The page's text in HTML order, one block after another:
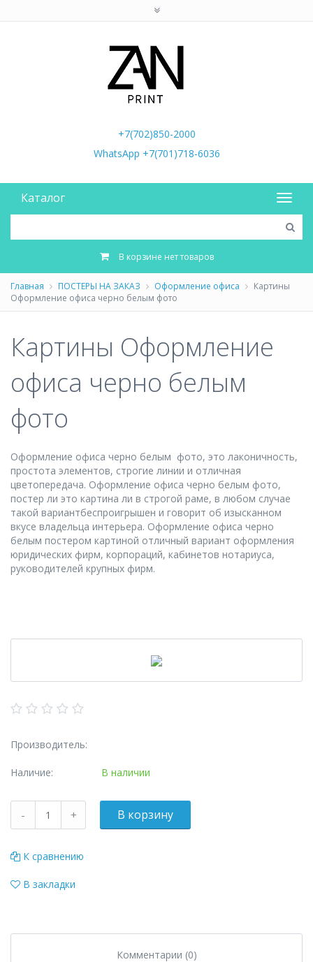
+7(702)850-2000
WhatsApp +7(701)718-6036
Каталог
В корзине нет товаров
Главная ПОСТЕРЫ НА ЗАКАЗ Оформление офиса
Картины
Оформление офиса черно белым фото
Картины Оформление
офиса черно белым
фото
Оформление офиса черно белым фото, это лаконичность,
простота элементов, строгие линии и отличная
цветопередача. Оформление офиса черно белым фото,
постер ли это картина ли в строгой раме, в любом случае
такой вариантбеспроигрышен и говорит об изысканном
вкусе владельца интерьера. Оформление офиса черно
белым постером картиной отличный вариант оформления
юридических фирм, корпораций, кабинетов нотариуса,
руководителей крупных фирм.
Производитель:
Наличие: В наличии
К сравнению
В закладки
Комментарии (0)